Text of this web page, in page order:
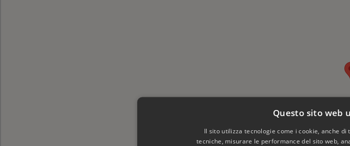
Questo sito web
Il sito utilizza tecnologie come i cookie, anche
tecniche, misurare le performance del sito web,